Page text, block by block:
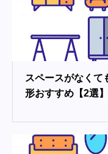
スペースがなくて
形おすすめ【2選】